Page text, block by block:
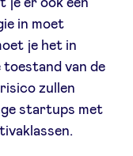
je er ook een
in moet
je het in
toestand van de
zullen
startups met